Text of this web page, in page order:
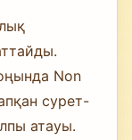
Non
сурет-
атауы.